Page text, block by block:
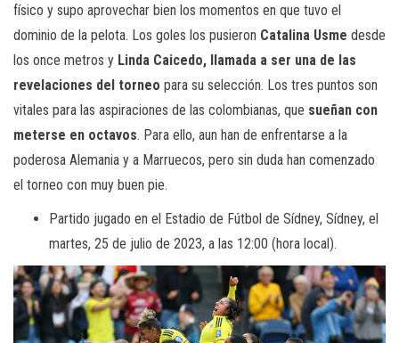
físico y supo aprovechar bien los momentos en que tuvo el
dominio de la pelota. Los goles los pusieron Catalina Usme desde
los once metros y Linda Caicedo, llamada a ser una de las
revelaciones del torneo para su selección. Los tres puntos son
vitales para las aspiraciones de las colombianas, que sueñan con
meterse en octavos. Para ello, aun han de enfrentarse a la
poderosa Alemania y a Marruecos, pero sin duda han comenzado
el torneo con muy buen pie.
Partido jugado en el Estadio de Fútbol de Sídney, Sídney, el
martes, 25 de julio de 2023, a las 12:00 (hora local).